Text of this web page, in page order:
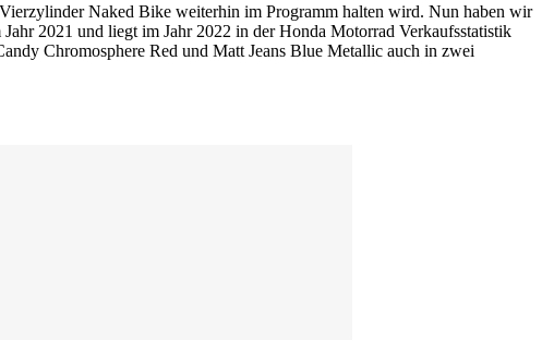
Naked Bike weiterhin im Programm halten wird. Nun haben wir
2021 und liegt im Jahr 2022 in der Honda Motorrad Verkaufsstatistik
Chromosphere Red und Matt Jeans Blue Metallic auch in zwei